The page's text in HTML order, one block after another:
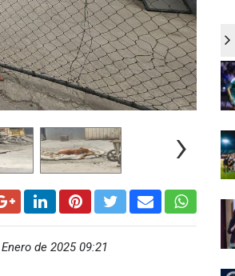
›
de 2025 09:21